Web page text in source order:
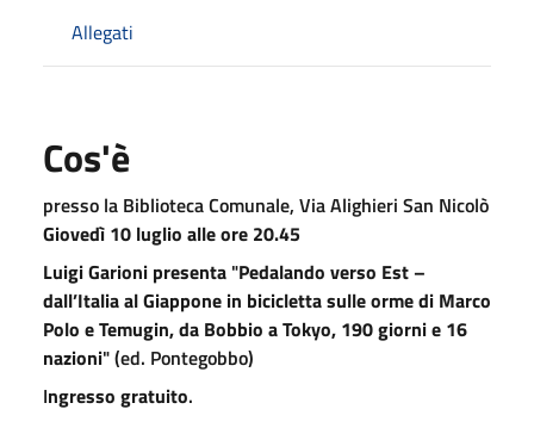
Allegati
Cos'è
presso la Biblioteca Comunale, Via Alighieri San Nicolò
Giovedì 10 luglio alle ore 20.45
Luigi Garioni presenta "Pedalando verso Est –
dall’Italia al Giappone in bicicletta sulle orme di Marco
Polo e Temugin, da Bobbio a Tokyo, 190 giorni e 16
nazioni" (ed. Pontegobbo)
Ingresso gratuito.